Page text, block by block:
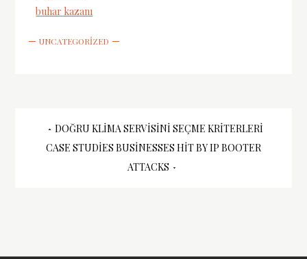
buhar kazanı
UNCATEGORIZED
Yazı
gezinmesi
DOĞRU KLIMA SERVISINI SEÇME KRITERLERI
CASE STUDIES BUSINESSES HIT BY IP BOOTER
ATTACKS